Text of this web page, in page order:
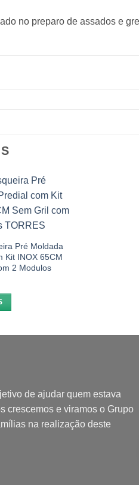
no preparo de assados e
Add to wishlist
Pré Moldada
Kit INOX 65CM
2 Modulos
de ajudar quem estava
crescemos e viramos o Grupo
na realização deste